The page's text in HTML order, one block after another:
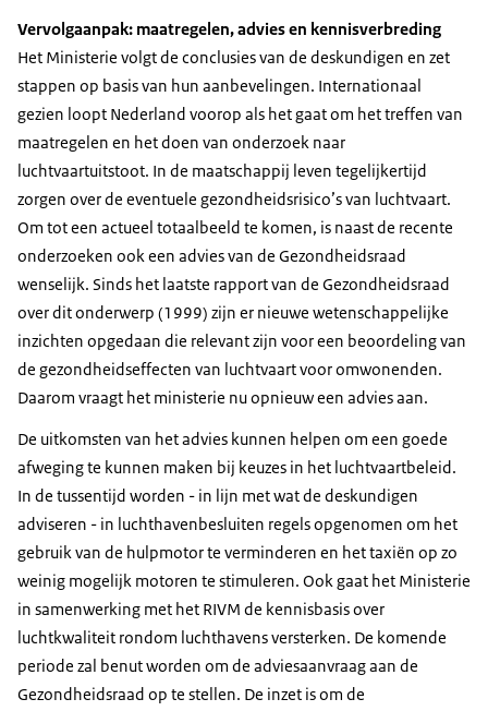
Vervolgaanpak: maatregelen, advies en kennisverbreding
Het Ministerie volgt de conclusies van de deskundigen en zet
stappen op basis van hun aanbevelingen. Internationaal
gezien loopt Nederland voorop als het gaat om het treffen van
maatregelen en het doen van onderzoek naar
luchtvaartuitstoot. In de maatschappij leven tegelijkertijd
zorgen over de eventuele gezondheidsrisico’s van luchtvaart.
Om tot een actueel totaalbeeld te komen, is naast de recente
onderzoeken ook een advies van de Gezondheidsraad
wenselijk. Sinds het laatste rapport van de Gezondheidsraad
over dit onderwerp (1999) zijn er nieuwe wetenschappelijke
inzichten opgedaan die relevant zijn voor een beoordeling van
de gezondheidseffecten van luchtvaart voor omwonenden.
Daarom vraagt het ministerie nu opnieuw een advies aan.
De uitkomsten van het advies kunnen helpen om een goede
afweging te kunnen maken bij keuzes in het luchtvaartbeleid.
In de tussentijd worden - in lijn met wat de deskundigen
adviseren - in luchthavenbesluiten regels opgenomen om het
gebruik van de hulpmotor te verminderen en het taxiën op zo
weinig mogelijk motoren te stimuleren. Ook gaat het Ministerie
in samenwerking met het RIVM de kennisbasis over
luchtkwaliteit rondom luchthavens versterken. De komende
periode zal benut worden om de adviesaanvraag aan de
Gezondheidsraad op te stellen. De inzet is om de